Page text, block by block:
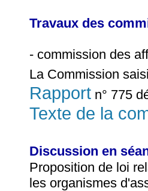
Travaux des
- commission des
La Commission
Rapport n° 775
Texte de la
Discussion en
Proposition de loi
les organismes